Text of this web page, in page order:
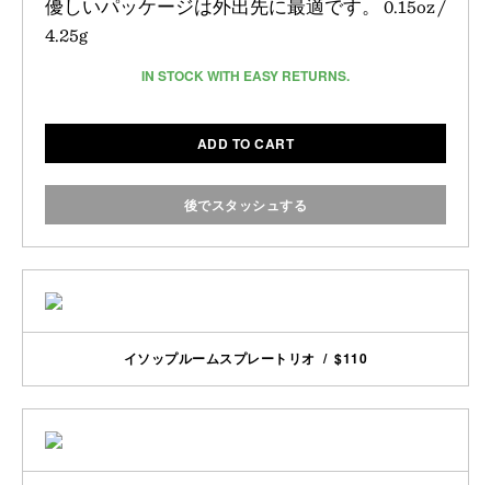
優しいパッケージは外出先に最適です。 0.15oz /
4.25g
IN STOCK WITH EASY RETURNS.
ADD TO CART
後でスタッシュする
イソップルームスプレートリオ / $110